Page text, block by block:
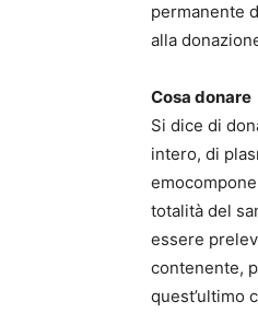
permanente
alla
Cosa donare
Si dice di
intero, di
totalità del
essere
contenente,
quest’ultimo